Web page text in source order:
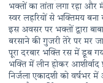
भक्तों का तांता लगा रहा और
स्वर लहरियों से भक्तिमय बना
इस अवसर पर भक्तों द्वारा
बरसाने की गुजरी तेरे पर मर
पूरा दरबार भक्ति रस में डूब
भक्ति में लीन होकर आशीर्वाद
निर्जला एकादशी को वर्षभर